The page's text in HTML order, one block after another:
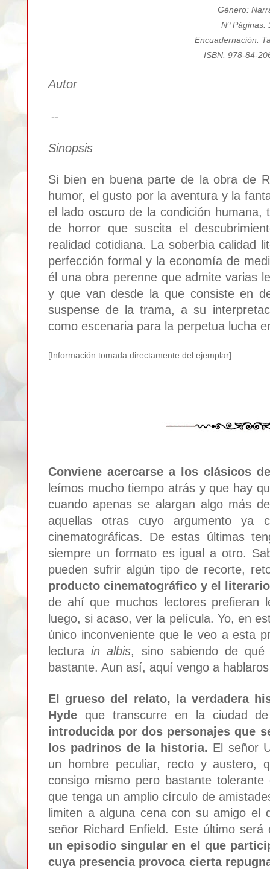
Género:
Nº Páginas:
Encuadernación:
ISBN: 978-84-
Autor
--
Sinopsis
Si bien en buena parte de la obra de
humor, el gusto por la aventura y la
el lado oscuro de la condición humana,
de horror que suscita el
realidad cotidiana. La soberbia calidad
perfección formal y la economía de
él una obra perenne que admite varias
y que van desde la que consiste en
suspense de la trama, a su
como escenaria para la perpetua lucha
[Información tomada directamente del ejemplar]
Conviene acercarse a los clásicos
leímos mucho tiempo atrás y que hay
cuando apenas se alargan algo más
aquellas otras cuyo argumento ya
cinematográficas. De estas últimas
siempre un formato es igual a otro.
pueden sufrir algún tipo de recorte,
producto cinematográfico y el
de ahí que muchos lectores prefieran
luego, si acaso, ver la película. Yo, en
único inconveniente que le veo a esta
lecturain albis, sino sabiendo de
bastante. Aun así, aquí vengo a
El grueso del relato, la verdadera
Hyde que transcurre en la ciudad
introducida por dos personajes que
los padrinos de la historia. El señor
un hombre peculiar, recto y austero,
consigo mismo pero bastante
que tenga un amplio círculo de
limiten a alguna cena con su amigo el
señor Richard Enfield. Este último
un episodio singular en el que
cuya presencia provoca cierta